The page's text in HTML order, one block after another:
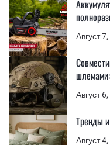
Август
Август
Август
Тренды